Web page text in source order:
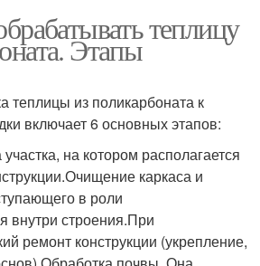
теплицу
Этапы
теплицы из поликарбоната к
включает 6 основных этапов:
на котором располагается
каркаса и
в роли
внутри строения.При
ремонт конструкции (укрепление,